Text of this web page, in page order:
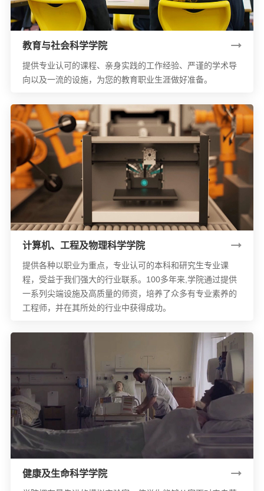
教育与社会科学学院
提供专业认可的课程、亲身实践的工作经验、严谨的学术导
向以及一流的设施，为您的教育职业生涯做好准备。
计算机、工程及物理科学学院
提供各种以职业为重点，专业认可的本科和研究生专业课
程，受益于我们强大的行业联系。100多年来,学院通过提供
一系列尖端设施及高质量的师资，培养了众多有专业素养的
工程师，并在其所处的行业中获得成功。
健康及生命科学学院